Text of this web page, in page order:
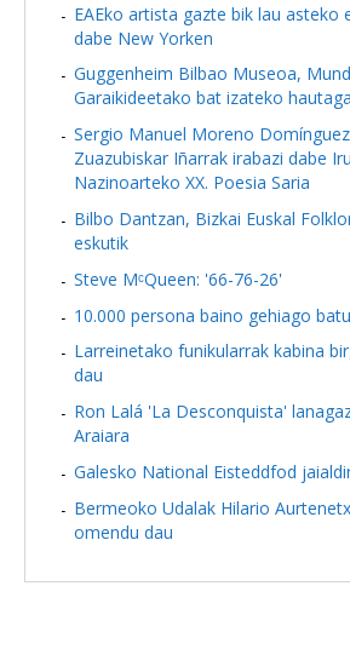
EAEko artista gazte bik lau asteko
dabe New Yorken
Guggenheim Bilbao Museoa,
Garaikideetako bat izateko
Sergio Manuel Moreno
Zuazubiskar Iñarrak irabazi dabe
Nazinoarteko XX. Poesia Saria
Bilbo Dantzan, Bizkai Euskal
eskutik
Steve MᶜQueen: '66-76-26'
10.000 persona baino gehiago
Larreinetako funikularrak kabina
dau
Ron Lalá 'La Desconquista'
Araiara
Galesko National Eisteddfod
Bermeoko Udalak Hilario
omendu dau